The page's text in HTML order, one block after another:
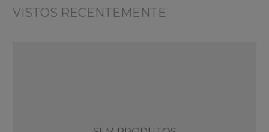
VISTOS RECENTEMENTE